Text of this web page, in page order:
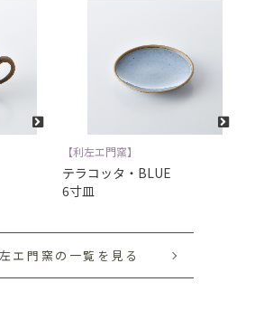
【利左エ門窯】
テラコッタ・BLUE
6寸皿
エ門窯の一覧を見る